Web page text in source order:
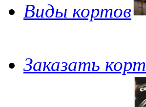
Виды кортов
Заказать корт